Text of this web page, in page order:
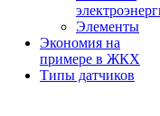
Элементы
Экономия на
примере в ЖКХ
Типы датчиков